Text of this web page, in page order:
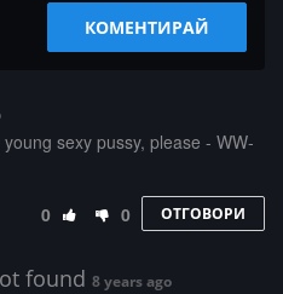
КОМЕНТИРАЙ
­­­s­­­e­x­y­­­ ­­p­­u­­­s­­s­­­y­­,­­­ ­p­l­e­­a­­s­e­ ­­­-­ ­W­­W­­­
0 0 ОТГОВОРИ
found 8 years ago